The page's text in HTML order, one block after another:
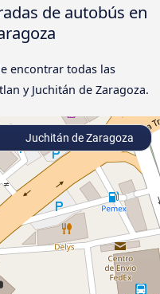
de autobús en
encontrar todas las
y Juchitán de Zaragoza.
Juchitán de Zaragoza